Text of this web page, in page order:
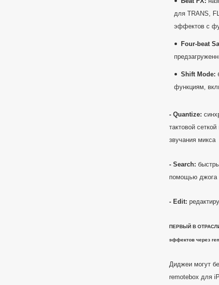
для TRANS,
эффектов с
Four-beat
Shift Mode:
функциям,
- Quantize:
тактовой
звучания микса
- Search:
помощью джога
- Edit:
ПЕРВЫЙ В ОТРАСЛИ:
эффектов через
Диджеи могут
remotebox для